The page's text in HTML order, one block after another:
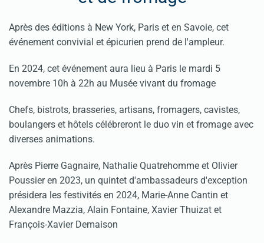
Après des éditions à New York, Paris et en Savoie, cet
événement convivial et épicurien prend de l'ampleur.
En 2024, cet événement aura lieu à Paris le mardi 5
novembre 10h à 22h au Musée vivant du fromage
Chefs, bistrots, brasseries, artisans, fromagers, cavistes,
boulangers et hôtels célébreront le duo vin et fromage avec
diverses animations.
Après Pierre Gagnaire, Nathalie Quatrehomme et Olivier
Poussier en 2023, un quintet d'ambassadeurs d'exception
présidera les festivités en 2024, Marie-Anne Cantin et
Alexandre Mazzia, Alain Fontaine, Xavier Thuizat et
François-Xavier Demaison